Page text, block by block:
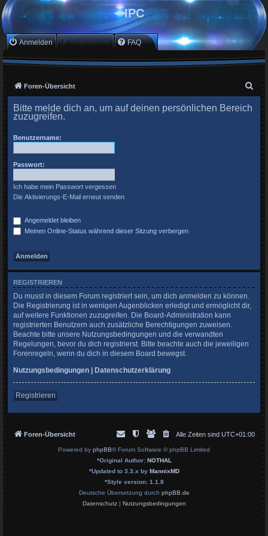
IPC
Anmelden Registrieren FAQ
Foren-Übersicht
Bitte melde dich an, um auf deinen persönlichen Bereich
zuzugreifen.
Benutzername:
Passwort:
Ich habe mein Passwort vergessen
Die Aktivierungs-E-Mail erneut senden
Angemeldet bleiben
Meinen Online-Status während dieser Sitzung verbergen
REGISTRIEREN
Du musst in diesem Forum registriert sein, um dich anmelden zu können.
Die Registrierung ist in wenigen Augenblicken erledigt und ermöglicht dir,
auf weitere Funktionen zuzugreifen. Die Board-Administration kann
registrierten Benutzern auch zusätzliche Berechtigungen zuweisen.
Beachte bitte unsere Nutzungsbedingungen und die verwandten
Regelungen, bevor du dich registrierst. Bitte beachte auch die jeweiligen
Forenregeln, wenn du dich in diesem Board bewegst.
Nutzungsbedingungen | Datenschutzerklärung
Registrieren
Foren-Übersicht Alle Zeiten sind UTC+01:00
Powered by phpBB® Forum Software © phpBB Limited
*Original Author: NOTHAL
*Updated to 3.3.x by MannixMD
*Style version: 1.1.8
Deutsche Übersetzung durch phpBB.de
Datenschutz| Nutzungsbedingungen